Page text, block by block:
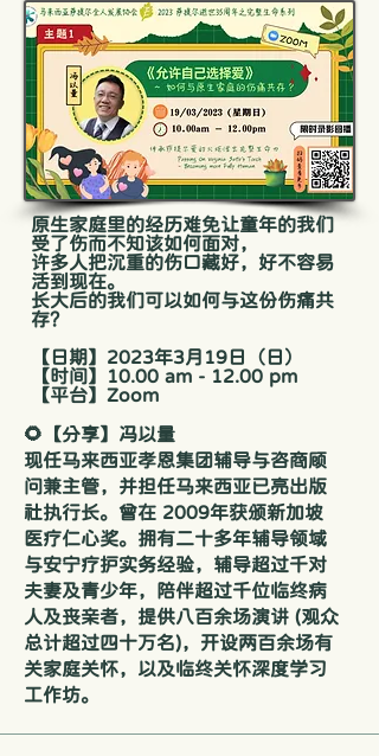
原生家庭里的经历难免让童年的我们
受了伤而不知该如何面对，
许多人把沉重的伤口藏好，好不容易
活到现在。
长大后的我们可以如何与这份伤痛共
存？
【日期】2023年3月19日（日）
【时间】10.00 am - 12.00 pm
【平台】Zoom
🌻【分享】冯以量
现任马来西亚孝恩集团辅导与咨商顾
问兼主管，并担任马来西亚已亮出版
社执行长。曾在 2009年获颁新加坡
医疗仁心奖。拥有二十多年辅导领域
与安宁疗护实务经验，辅导超过千对
夫妻及青少年，陪伴超过千位临终病
人及丧亲者，提供八百余场演讲 (观众
总计超过四十万名)，开设两百余场有
关家庭关怀，以及临终关怀深度学习
工作坊。